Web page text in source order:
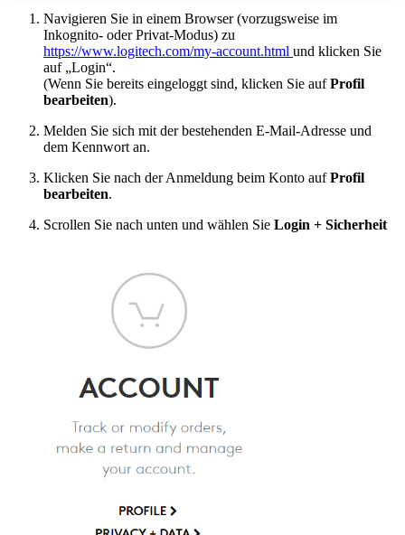
Navigieren Sie in einem Browser (vorzugsweise im
Inkognito- oder Privat-Modus) zu
https://www.logitech.com/my-account.html und klicken Sie
auf „Login“.
(Wenn Sie bereits eingeloggt sind, klicken Sie aufProfil
bearbeiten).
Melden Sie sich mit der bestehenden E-Mail-Adresse und
dem Kennwort an.
Klicken Sie nach der Anmeldung beim Konto aufProfil
bearbeiten.
Scrollen Sie nach unten und wählen Sie Login + Sicherheit